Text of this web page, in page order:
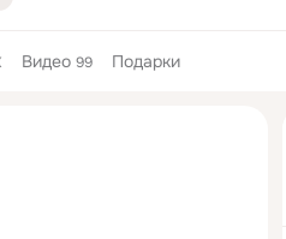
Видео 99 Подарки